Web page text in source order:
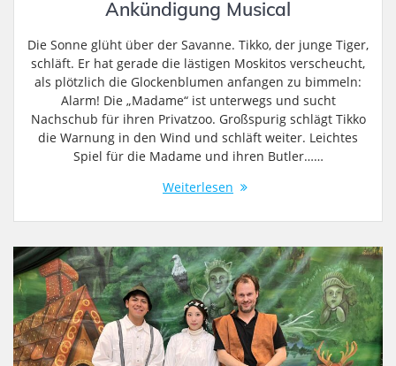
Ankündigung Musical
Die Sonne glüht über der Savanne. Tikko, der junge Tiger,
schläft. Er hat gerade die lästigen Moskitos verscheucht,
als plötzlich die Glockenblumen anfangen zu bimmeln:
Alarm! Die „Madame“ ist unterwegs und sucht
Nachschub für ihren Privatzoo. Großspurig schlägt Tikko
die Warnung in den Wind und schläft weiter. Leichtes
Spiel für die Madame und ihren Butler……
Weiterlesen